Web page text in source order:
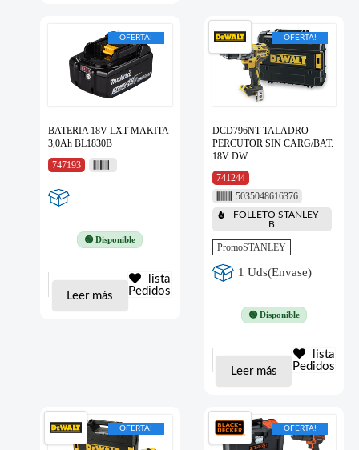
OFERTA!
BATERIA 18V LXT MAKITA
3,0Ah BL1830B
747193
🟢 Disponible
Leer más
lista
Pedidos
OFERTA!
DCD796NT TALADRO
PERCUTOR SIN CARG/BAT.
18V DW
741244
5035048616376
FOLLETO STANLEY -
B
PromoSTANLEY
1 Uds(Envase)
🟢 Disponible
Leer más
lista
Pedidos
OFERTA! OFERTA!